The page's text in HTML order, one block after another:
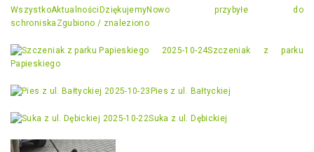
WszystkoAktualności DziękujemyNowo przybyłe do
schroniska Zgubiono / znaleziono
2025-10-24Szczeniak z parku
Papieskiego
2025-10-23 Pies z ul. Bałtyckiej
2025-10-22Suka z ul. Dębickiej